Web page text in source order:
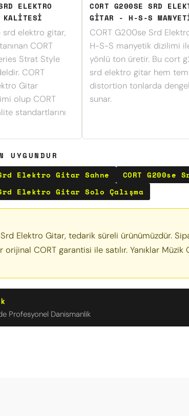
ELEKTRO
elektro gitar,
CORT
Strat Style
CORT
Gitar
olup CORT
standartlarını
CORT G200SE SRD
GITAR - H-S-S
CORT G200se Srd
H-S-S manyetik dizilimi
yönlü ton üretir. Bu cort
srd elektro gitar hem
distortion tonlarda
sunar.
Srd Elektro Gitar Sahne
CORT
Srd Elektro Gitar Solo Çalışma
Elektro Gitar, tedarik süreli ürünümüzdür.
CORT garantisi ile satılır. Yanıklar
Profesyonel Danismanlik